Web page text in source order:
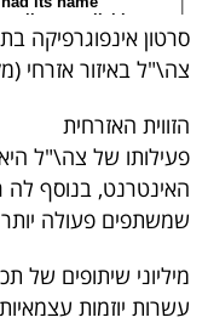
סרטון אינפוגרפיקה
צה\"ל באיזור אזרחי
הזווית האזרחית
פעילותו של צה\"ל
האינטרנט, בנוסף לה
שמשתפים פעולה
מיליוני שיתופים של
עשרות יוזמות